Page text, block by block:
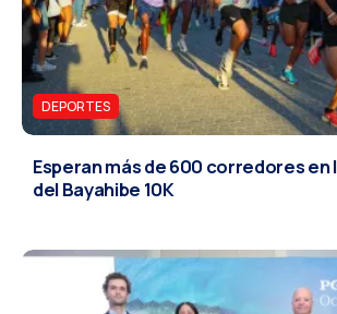
DEPORTES
Esperan más de 600 corredores en
del Bayahibe 10K